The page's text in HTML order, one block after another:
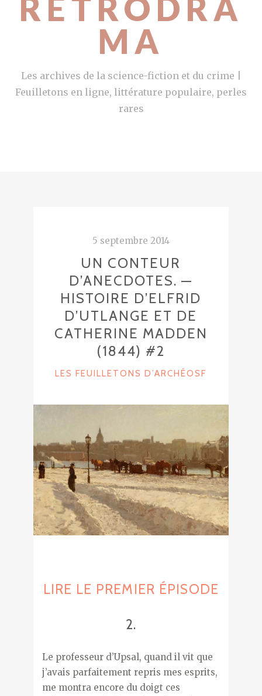
RETRODRA
MA
Les archives de la science-fiction et du crime |
Feuilletons en ligne, littérature populaire, perles
rares
5 septembre 2014
UN CONTEUR
D’ANECDOTES. —
HISTOIRE D’ELFRID
D’UTLANGE ET DE
CATHERINE MADDEN
(1844) #2
C
T
O
R
I
E
S
LES FEUILLETONS D’ARCHÉOSF
LIRE LE PREMIER ÉPISODE
2.
Le professeur d’Upsal, quand il vit que
j’avais parfaitement repris mes esprits,
me montra encore du doigt ces